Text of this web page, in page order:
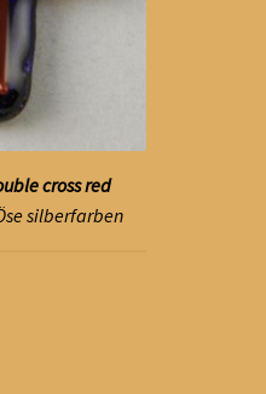
cross red
silberfarben